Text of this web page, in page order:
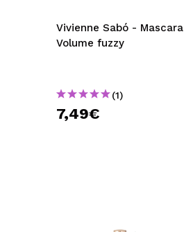
Vivienne Sabó - Mascara
Volume fuzzy
(1)
7,49€